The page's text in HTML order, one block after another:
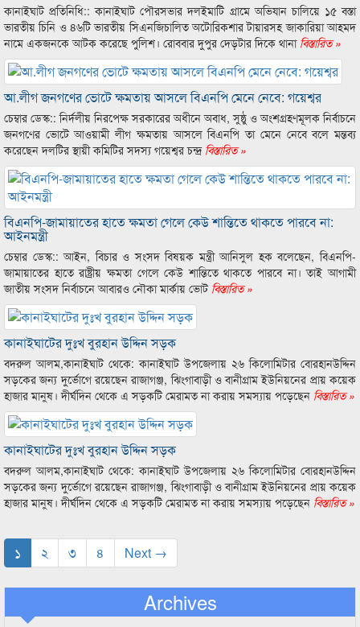
কানাইঘাট প্রতিনিধি:: কানাইঘাট পৌরসভার দলইমাটি গ্রামে অভিযান চালিয়ে ১৫ বস্তা
ভারতীয় চিনি ও ৪৬টি ভারতীয় সিএনজিচালিত অটোরিকশার টায়ারসহ জাকারিয়া আহমদ
নামে একজনকে আটক করেছে পুলিশ। রোববার দুপুর দেড়টার দিকে থানাবিস্তারিত »
আ.লীগ জনগণের ভোটে ক্ষমতায় আসলে বিএনপি মেনে নেবে: গয়েশ্বর
চেম্বার ডেস্ক:: নির্দলীয় নিরপেক্ষ সরকারের অধীনে অবাধ, সুষ্ঠু ও অংশগ্রহণমূলক নির্বাচনে
জনগণের ভোটে আওয়ামী লীগ ক্ষমতায় আসলে বিএনপি তা মেনে নেবে বলে মন্তব্য
করেছেন দলটির স্থায়ী কমিটির সদস্য গয়েশ্বর চন্দ্রবিস্তারিত »
বিএনপি-জামায়াতের হাতে ক্ষমতা গেলে কেউ শান্তিতে থাকতে পারবে না:
আইনমন্ত্রী
চেম্বার ডেস্ক:: আইন, বিচার ও সংসদ বিষয়ক মন্ত্রী আনিসুল হক বলেছেন, বিএনপি-
জামায়াতের হাতে রাষ্ট্রীয় ক্ষমতা গেলে কেউ শান্তিতে থাকতে পারবে না। তাই আগামী
জাতীয় সংসদ নির্বাচনে আবারও নৌকা মার্কায় ভোটবিস্তারিত »
কানাইঘাটের দুঃখ বুরহান উদ্দিন সড়ক
বদরুল আলম,কানাইঘাট থেকে: কানাইঘাট উপজেলায় ২৬ কিলোমিটার বোরহানউদ্দিন
সড়কের জন্য দুর্ভোগে রয়েছেন রাজাগঞ্জ, ঝিংগাবাড়ী ও বানীগ্রাম ইউনিয়নের প্রায় কয়েক
হাজার মানুষ। দীর্ঘদিন থেকে এ সড়কটি মেরামত না করায় সমস্যায় পড়েছেন বিস্তারিত »
কানাইঘাটের দুঃখ বুরহান উদ্দিন সড়ক
বদরুল আলম,কানাইঘাট থেকে: কানাইঘাট উপজেলায় ২৬ কিলোমিটার বোরহানউদ্দিন
সড়কের জন্য দুর্ভোগে রয়েছেন রাজাগঞ্জ, ঝিংগাবাড়ী ও বানীগ্রাম ইউনিয়নের প্রায় কয়েক
হাজার মানুষ। দীর্ঘদিন থেকে এ সড়কটি মেরামত না করায় সমস্যায় পড়েছেন বিস্তারিত »
১ ২ ৩ ৪ Next →
Archives